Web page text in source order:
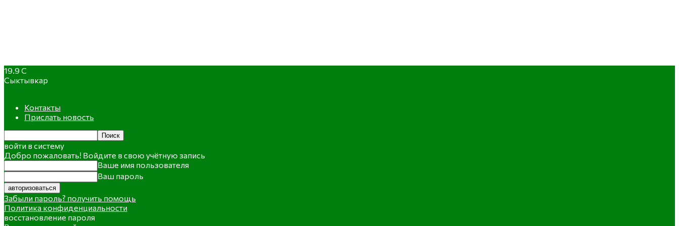
19.9 C
Сыктывкар
Контакты
Прислать новость
войти в систему
Добро пожаловать! Войдите в свою учётную запись
Ваше имя пользователя
Ваш пароль
Забыли пароль? получить помощь
Политика конфиденциальности
восстановление пароля